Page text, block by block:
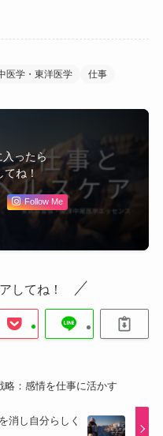
医学・東洋医学 仕事
入ったら
てね！
Follow Me
してね！
略：感情を仕事に活かす
消し自分らしく